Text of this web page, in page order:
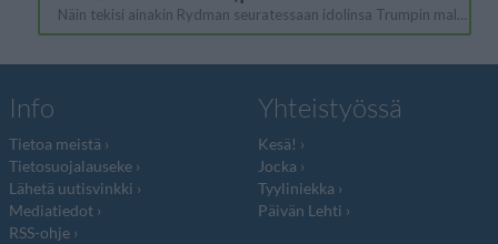
Info
Tietoa meistä
Tietosuojalauseke
Lähetä uutisvinkki
Mediatiedot
RSS-ohje
Yhteistyössä
Kesä!
Jocka
Tyyliniekka
Päivän Lehti